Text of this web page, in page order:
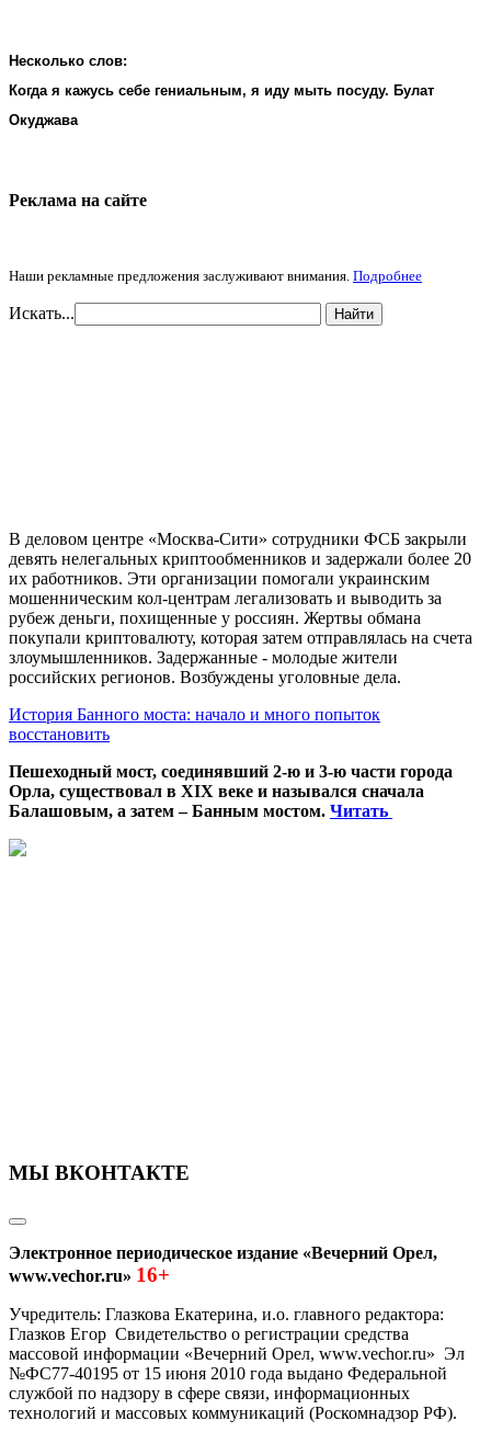
Несколько слов:
Когда я кажусь себе гениальным, я иду мыть посуду. Булат
Окуджава
Реклама на cайте
Наши рекламные предложения заслуживают внимания. Подробнее
Искать... Найти
В деловом центре «Москва-Сити» сотрудники ФСБ закрыли
девять нелегальных криптообменников и задержали более 20
их работников. Эти организации помогали украинским
мошенническим кол-центрам легализовать и выводить за
рубеж деньги, похищенные у россиян. Жертвы обмана
покупали криптовалюту, которая затем отправлялась на счета
злоумышленников. Задержанные - молодые жители
российских регионов. Возбуждены уголовные дела.
История Банного моста: начало и много попыток
восстановить
Пешеходный мост, соединявший 2-ю и 3-ю части города
Орла, существовал в XIX веке и назывался сначала
Балашовым, а затем – Банным мостом. Читать
МЫ ВКОНТАКТЕ
Электронное периодическое издание «Вечерний Орел,
www.vechor.ru» 16+
Учредитель: Глазкова Екатерина, и.о. главного редактора:
Глазков Егор Свидетельство о регистрации средства
массовой информации «Вечерний Орел, www.vechor.ru» Эл
№ФС77-40195 от 15 июня 2010 года выдано Федеральной
службой по надзору в сфере связи, информационных
технологий и массовых коммуникаций (Роскомнадзор РФ).